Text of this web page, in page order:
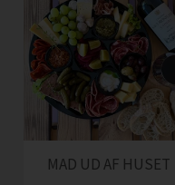
MAD UD AF HUSET